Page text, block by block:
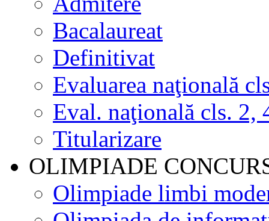
Bacalaureat
Definitivat
Evaluarea naţională
Eval. naţională cls. 2,
Titularizare
OLIMPIADE
Olimpiade limbi